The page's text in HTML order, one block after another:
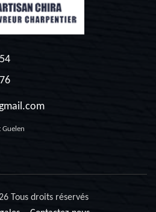
Tous droits réservés